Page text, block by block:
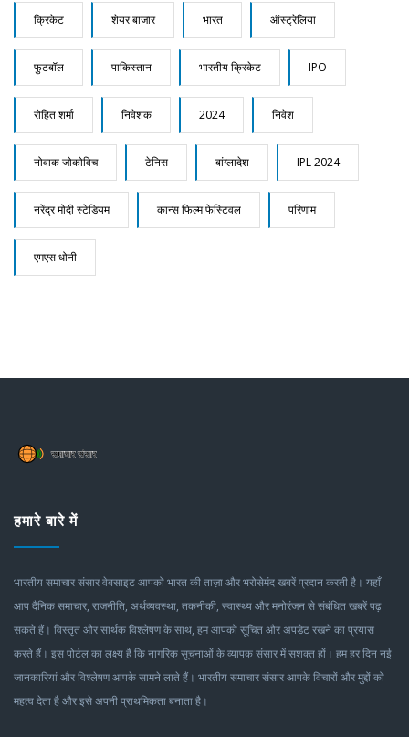
क्रिकेट शेयर बाजार भारत ऑस्ट्रेलिया
फुटबॉल पाकिस्तान भारतीय क्रिकेट IPO
रोहित शर्मा निवेशक 2024 निवेश
नोवाक जोकोविच टेनिस बांग्लादेश IPL 2024
नरेंद्र मोदी स्टेडियम कान्स फिल्म फेस्टिवल परिणाम
एमएस धोनी
हमारे बारे में
भारतीय समाचार संसार वेबसाइट आपको भारत की ताज़ा और भरोसेमंद खबरें प्रदान करती है। यहाँ
आप दैनिक समाचार, राजनीति, अर्थव्यवस्था, तकनीकी, स्वास्थ्य और मनोरंजन से संबंधित खबरें पढ़
सकते हैं। विस्तृत और सार्थक विश्लेषण के साथ, हम आपको सूचित और अपडेट रखने का प्रयास
करते हैं। इस पोर्टल का लक्ष्य है कि नागरिक सूचनाओं के व्यापक संसार में सशक्त हों। हम हर दिन नई
जानकारियां और विश्लेषण आपके सामने लाते हैं। भारतीय समाचार संसार आपके विचारों और मुद्दों को
महत्व देता है और इसे अपनी प्राथमिकता बनाता है।